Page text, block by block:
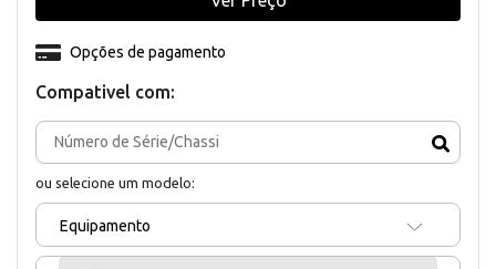
Compativel com:
ou selecione um modelo:
Equipamento
Opções de pagamento